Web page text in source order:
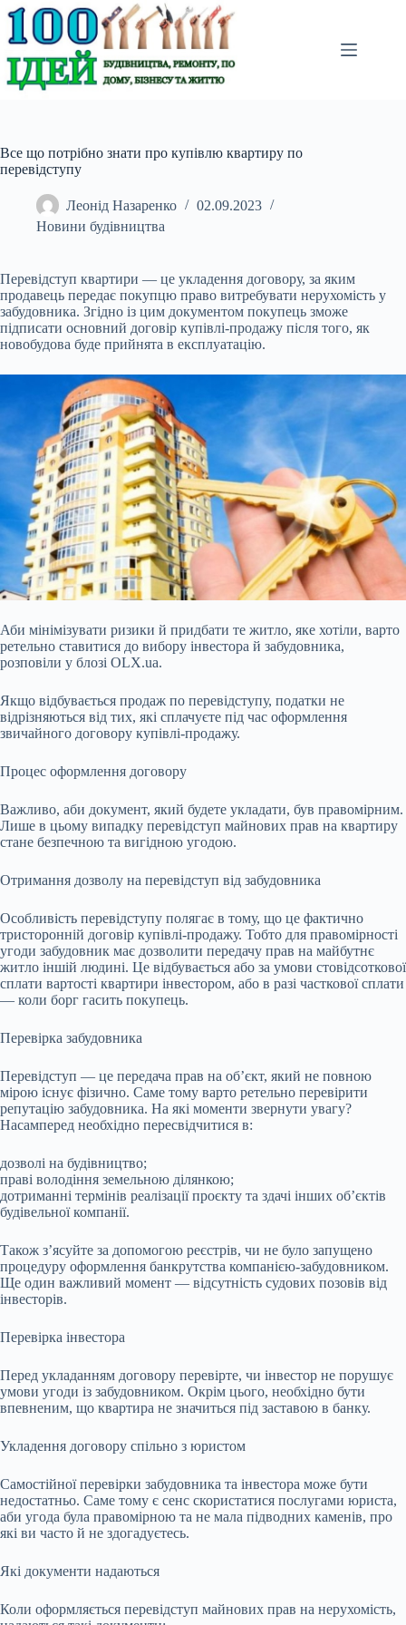
Перейти
до
вмісту
Все що потрібно знати про купівлю квартиру по
перевідступу
Леонід Назаренко
02.09.2023
Новини будівництва
Перевідступ квартири — це укладення договору, за яким
продавець передає покупцю право витребувати нерухомість у
забудовника. Згідно із цим документом покупець зможе
підписати основний договір купівлі-продажу після того, як
новобудова буде прийнята в експлуатацію.
Аби мінімізувати ризики й придбати те житло, яке хотіли, варто
ретельно ставитися до вибору інвестора й забудовника,
розповіли у блозі OLX.ua.
Якщо відбувається продаж по перевідступу, податки не
відрізняються від тих, які сплачуєте під час оформлення
звичайного договору купівлі-продажу.
Процес оформлення договору
Важливо, аби документ, який будете укладати, був правомірним.
Лише в цьому випадку перевідступ майнових прав на квартиру
стане безпечною та вигідною угодою.
Отримання дозволу на перевідступ від забудовника
Особливість перевідступу полягає в тому, що це фактично
тристоронній договір купівлі-продажу. Тобто для правомірності
угоди забудовник має дозволити передачу прав на майбутнє
житло іншій людині. Це відбувається або за умови стовідсоткової
сплати вартості квартири інвестором, або в разі часткової сплати
— коли борг гасить покупець.
Перевірка забудовника
Перевідступ — це передача прав на об’єкт, який не повною
мірою існує фізично. Саме тому варто ретельно перевірити
репутацію забудовника. На які моменти звернути увагу?
Насамперед необхідно пересвідчитися в:
дозволі на будівництво;
праві володіння земельною ділянкою;
дотриманні термінів реалізації проєкту та здачі інших об’єктів
будівельної компанії.
Також з’ясуйте за допомогою реєстрів, чи не було запущено
процедуру оформлення банкрутства компанією-забудовником.
Ще один важливий момент — відсутність судових позовів від
інвесторів.
Перевірка інвестора
Перед укладанням договору перевірте, чи інвестор не порушує
умови угоди із забудовником. Окрім цього, необхідно бути
впевненим, що квартира не значиться під заставою в банку.
Укладення договору спільно з юристом
Самостійної перевірки забудовника та інвестора може бути
недостатньо. Саме тому є сенс скористатися послугами юриста,
аби угода була правомірною та не мала підводних каменів, про
які ви часто й не здогадуєтесь.
Які документи надаються
Коли оформляється перевідступ майнових прав на нерухомість,